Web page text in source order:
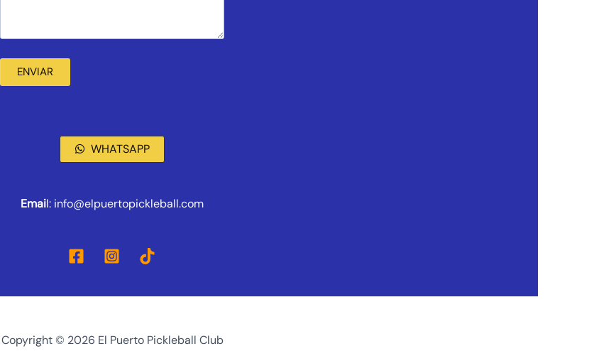
ENVIAR
WHATSAPP
Email: info@elpuertopickleball.com
Copyright © 2026 El Puerto Pickleball Club